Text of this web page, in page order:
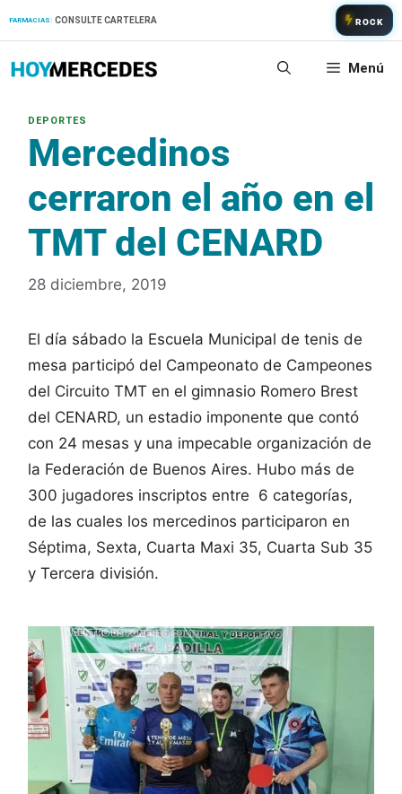
FARMACIAS: CONSULTE CARTELERA ROCK
Menú
Mercedinos
cerraron el año en el
TMT del CENARD
28 diciembre, 2019
El día sábado la Escuela Municipal de tenis de
mesa participó del Campeonato de Campeones
del Circuito TMT en el gimnasio Romero Brest
del CENARD, un estadio imponente que contó
con 24 mesas y una impecable organización de
la Federación de Buenos Aires. Hubo más de
300 jugadores inscriptos entre 6 categorías,
de las cuales los mercedinos participaron en
Séptima, Sexta, Cuarta Maxi 35, Cuarta Sub 35
y Tercera división.